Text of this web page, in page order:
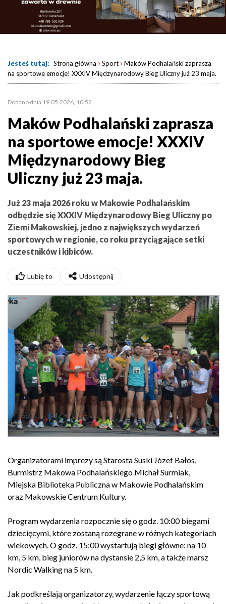
Jesteś tutaj: Strona główna › Sport › Maków Podhalański zaprasza
na sportowe emocje! XXXIV Międzynarodowy Bieg Uliczny już 23 maja.
Dodano dnia 19.05.2026, 10:52
Maków Podhalański zaprasza
na sportowe emocje! XXXIV
Międzynarodowy Bieg
Uliczny już 23 maja.
Już 23 maja 2026 roku w Makowie Podhalańskim
odbędzie się XXXIV Międzynarodowy Bieg Uliczny po
Ziemi Makowskiej, jedno z największych wydarzeń
sportowych w regionie, co roku przyciągające setki
uczestników i kibiców.
Lubię to Udostępnij
Organizatorami imprezy są Starosta Suski Józef Bałos,
Burmistrz Makowa Podhalańskiego Michał Surmiak,
Miejska Biblioteka Publiczna w Makowie Podhalańskim
oraz Makowskie Centrum Kultury.
Program wydarzenia rozpocznie się o godz. 10:00 biegami
dziecięcymi, które zostaną rozegrane w różnych kategoriach
wiekowych. O godz. 15:00 wystartują biegi główne: na 10
km, 5 km, bieg juniorów na dystansie 2,5 km, a także marsz
Nordic Walking na 5 km.
Jak podkreślają organizatorzy, wydarzenie łączy sportową